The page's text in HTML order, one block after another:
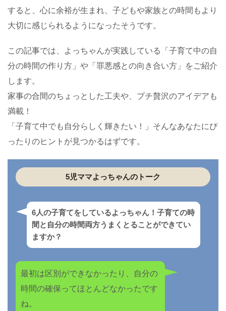
すると、心に余裕が生まれ、子どもや家族との時間もより
大切に感じられるようになったそうです。
この記事では、よっちゃんが実践している「子育て中の自
分の時間の作り方」や「罪悪感との向き合い方」をご紹介
します。
家事の合間のちょっとした工夫や、プチ贅沢のアイデアも
満載！
「子育て中でも自分らしく輝きたい！」そんなあなたにぴ
ったりのヒントが見つかるはずです。
6人の子育てをしているよっちゃん！子育ての時
間と自分の時間両方うまくとることができてい
ますか？
最初は区別ができなかったり、自分の
時間の確保ってほとんどなかったです
ね。